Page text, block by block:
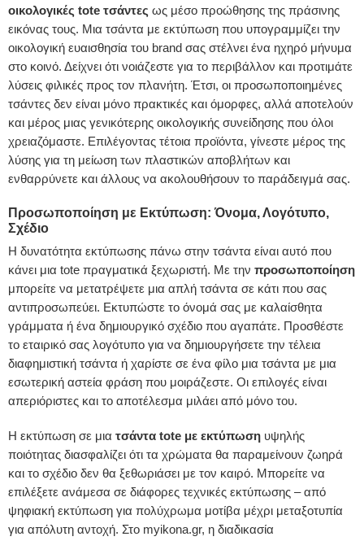
οικολογικές tote τσάντες ως μέσο προώθησης της πράσινης
εικόνας τους. Μια τσάντα με εκτύπωση που υπογραμμίζει την
οικολογική ευαισθησία του brand σας στέλνει ένα ηχηρό μήνυμα
στο κοινό. Δείχνει ότι νοιάζεστε για το περιβάλλον και προτιμάτε
λύσεις φιλικές προς τον πλανήτη. Έτσι, οι προσωποποιημένες
τσάντες δεν είναι μόνο πρακτικές και όμορφες, αλλά αποτελούν
και μέρος μιας γενικότερης οικολογικής συνείδησης που όλοι
χρειαζόμαστε. Επιλέγοντας τέτοια προϊόντα, γίνεστε μέρος της
λύσης για τη μείωση των πλαστικών αποβλήτων και
ενθαρρύνετε και άλλους να ακολουθήσουν το παράδειγμά σας.
Προσωποποίηση με Εκτύπωση: Όνομα, Λογότυπο,
Σχέδιο
Η δυνατότητα εκτύπωσης πάνω στην τσάντα είναι αυτό που
κάνει μια tote πραγματικά ξεχωριστή. Με την προσωποποίηση
μπορείτε να μετατρέψετε μια απλή τσάντα σε κάτι που σας
αντιπροσωπεύει. Εκτυπώστε το όνομά σας με καλαίσθητα
γράμματα ή ένα δημιουργικό σχέδιο που αγαπάτε. Προσθέστε
το εταιρικό σας λογότυπο για να δημιουργήσετε την τέλεια
διαφημιστική τσάντα ή χαρίστε σε ένα φίλο μια τσάντα με μια
εσωτερική αστεία φράση που μοιράζεστε. Οι επιλογές είναι
απεριόριστες και το αποτέλεσμα μιλάει από μόνο του.
Η εκτύπωση σε μια τσάντα tote με εκτύπωση υψηλής
ποιότητας διασφαλίζει ότι τα χρώματα θα παραμείνουν ζωηρά
και το σχέδιο δεν θα ξεθωριάσει με τον καιρό. Μπορείτε να
επιλέξετε ανάμεσα σε διάφορες τεχνικές εκτύπωσης – από
ψηφιακή εκτύπωση για πολύχρωμα μοτίβα μέχρι μεταξοτυπία
για απόλυτη αντοχή. Στο myikona.gr, η διαδικασία